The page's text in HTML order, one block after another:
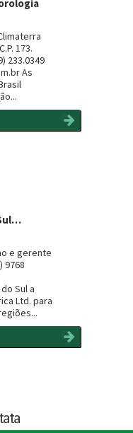
173.
233.0349
As
e gerente
9768
Sul a
Ltd. para